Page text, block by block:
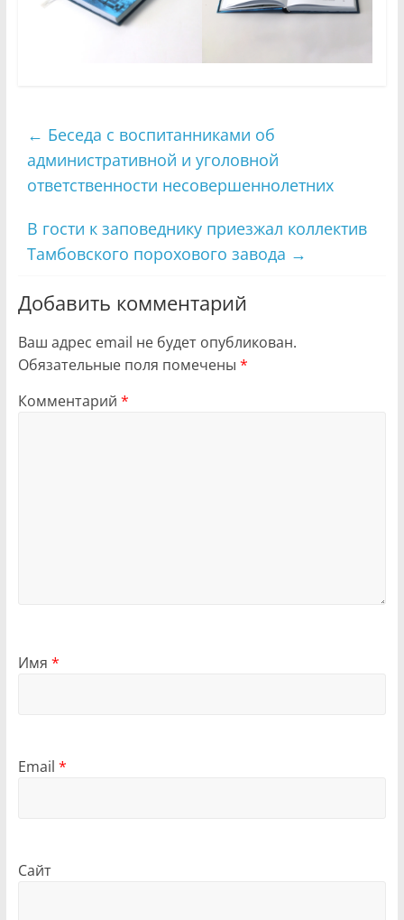
← Беседа с воспитанниками об
административной и уголовной
ответственности несовершеннолетних
В гости к заповеднику приезжал коллектив
Тамбовского порохового завода →
Добавить комментарий
Ваш адрес email не будет опубликован.
Обязательные поля помечены *
Комментарий *
Имя *
Email *
Сайт